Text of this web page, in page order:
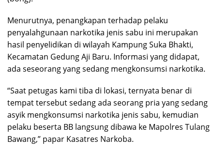
Menurutnya, penangkapan terhadap pelaku
penyalahgunaan narkotika jenis sabu ini merupakan
hasil penyelidikan di wilayah Kampung Suka Bhakti,
Kecamatan Gedung Aji Baru. Informasi yang didapat,
ada seseorang yang sedang mengkonsumsi narkotika.
“Saat petugas kami tiba di lokasi, ternyata benar di
tempat tersebut sedang ada seorang pria yang sedang
asyik mengkonsumsi narkotika jenis sabu, kemudian
pelaku beserta BB langsung dibawa ke Mapolres Tulang
Bawang,” papar Kasatres Narkoba.